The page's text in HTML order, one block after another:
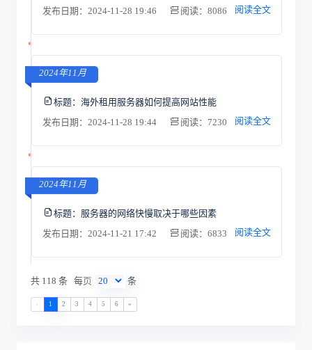
发布日期：2024-11-28 19:46
阅读：8086 阅读全文
2024年11月
标题： 海外租用服务器如何提高网站性能
发布日期：2024-11-28 19:44
阅读：7230 阅读全文
2024年11月
标题： 服务器的网络快慢取决于哪些因素
发布日期：2024-11-21 17:42
阅读：6833 阅读全文
共 118 条 每页 条
1 2 3 4 5 6 »